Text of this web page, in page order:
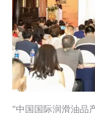
“中国国际润滑油品